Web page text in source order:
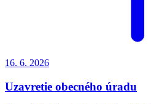
16. 6. 2026
Uzavretie obecného úradu